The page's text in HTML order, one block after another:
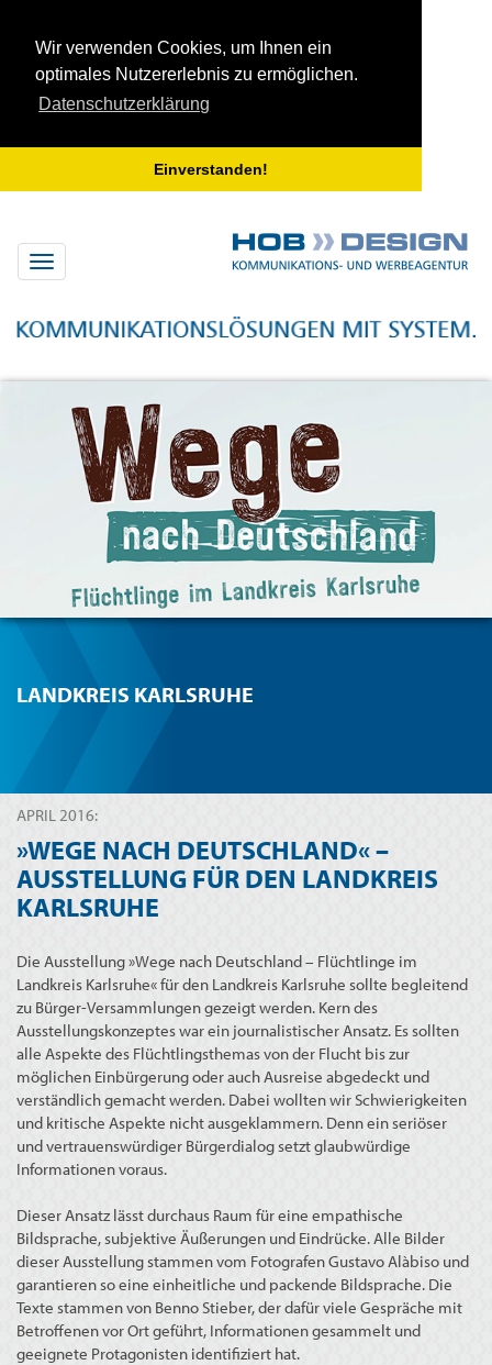
Wir verwenden Cookies, um Ihnen ein
optimales Nutzererlebnis zu ermöglichen.
Datenschutzerklärung
Einverstanden!
Menü
anzeigen
LANDKREIS KARLSRUHE
APRIL 2016:
»WEGE NACH DEUTSCHLAND« –
AUSSTELLUNG FÜR DEN LANDKREIS
KARLSRUHE
Die Ausstellung »Wege nach Deutschland – Flüchtlinge im
Landkreis Karlsruhe« für den Landkreis Karlsruhe sollte begleitend
zu Bürger-Versammlungen gezeigt werden. Kern des
Ausstellungskonzeptes war ein journalistischer Ansatz. Es sollten
alle Aspekte des Flüchtlingsthemas von der Flucht bis zur
möglichen Einbürgerung oder auch Ausreise abgedeckt und
verständlich gemacht werden. Dabei wollten wir Schwierigkeiten
und kritische Aspekte nicht ausgeklammern. Denn ein seriöser
und vertrauenswürdiger Bürgerdialog setzt glaubwürdige
Informationen voraus.
Dieser Ansatz lässt durchaus Raum für eine empathische
Bildsprache, subjektive Äußerungen und Eindrücke. Alle Bilder
dieser Ausstellung stammen vom Fotografen Gustavo Alàbiso und
garantieren so eine einheitliche und packende Bildsprache. Die
Texte stammen von Benno Stieber, der dafür viele Gespräche mit
Betroffenen vor Ort geführt, Informationen gesammelt und
geeignete Protagonisten identifiziert hat.